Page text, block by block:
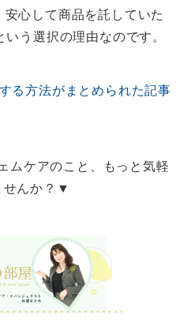
心して商品を託していた
う選択の理由なのです。
る方法がまとめられた記事
ムケアのこと、もっと気軽
せんか？▼